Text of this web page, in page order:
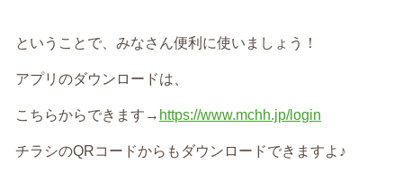
ということで、みなさん便利に使いましょう！
アプリのダウンロードは、
こちらからできます→ https://www.mchh.jp/login
チラシのQRコードからもダウンロードできますよ♪